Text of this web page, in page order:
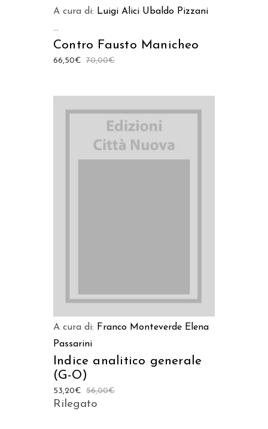
A cura di: Luigi Alici Ubaldo Pizzani
...
Contro Fausto Manicheo
70,00€
66,50€
A cura di: Franco Monteverde Elena
Passarini
Indice analitico generale
(G-O)
56,00€
53,20€
Rilegato